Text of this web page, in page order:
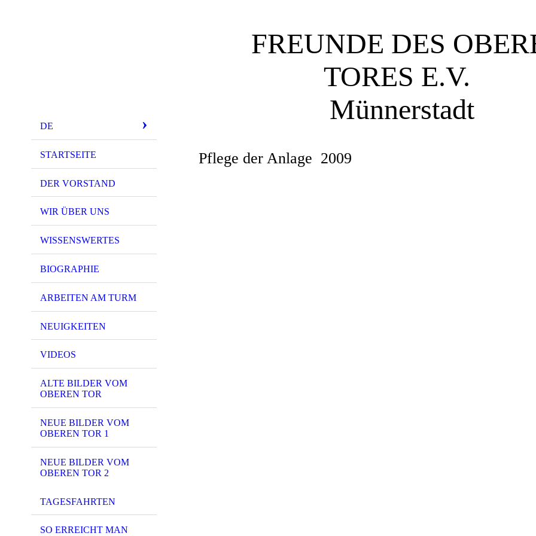
DE
STARTSEITE
DER VORSTAND
WIR ÜBER UNS
WISSENSWERTES
BIOGRAPHIE
ARBEITEN AM TURM
NEUIGKEITEN
VIDEOS
ALTE BILDER VOM
OBEREN TOR
NEUE BILDER VOM
OBEREN TOR 1
NEUE BILDER VOM
OBEREN TOR 2
TAGESFAHRTEN
SO ERREICHT MAN
FREUNDE DES
TORES E.V.
Münnerstadt
Pflege der Anlage 2009